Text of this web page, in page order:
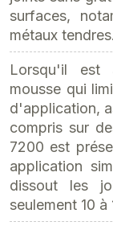
surfaces,
métaux tendres.
Lorsqu'il est
mousse qui
d'application,
compris sur
7200 est
application
dissout les
seulement 10 à